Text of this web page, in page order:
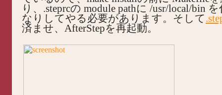
り、.steprcの module pathに /usr/local/bin
なりしてやる必要があります。そして
済ませ、AfterStepを再起動。